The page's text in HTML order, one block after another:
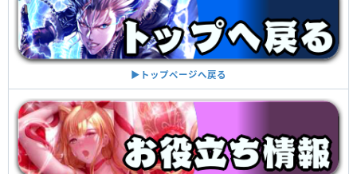
ノッコン寺田
27試合
コ・ソクチョル
VS
啓之輔
28試合
イ・サングン
川島悠汰
パク・ヒョングン
▶︎トップページへ戻る